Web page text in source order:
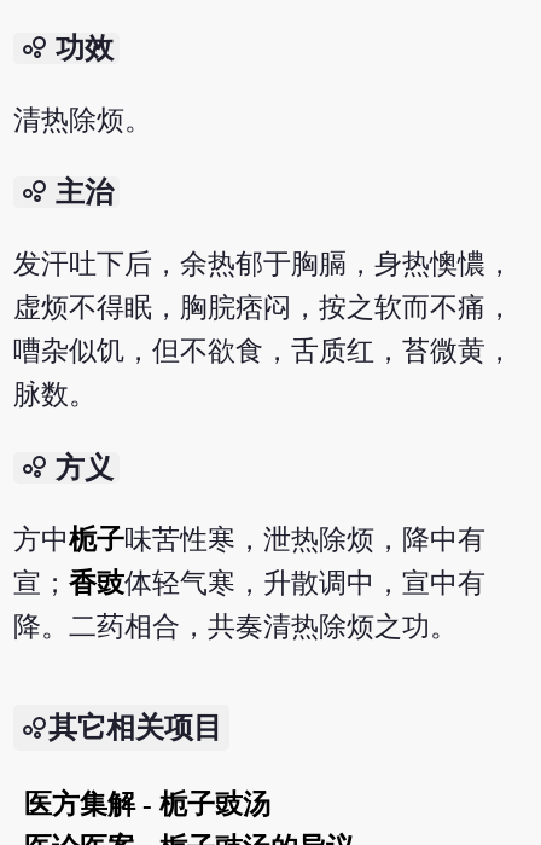
bubble_chart 功效
清热除烦。
bubble_chart 主治
发汗吐下后，余热郁于胸膈，身热懊憹，
虚烦不得眠，胸脘痞闷，按之软而不痛，
嘈杂似饥，但不欲食，舌质红，苔微黄，
脉数。
bubble_chart 方义
方中栀子味苦性寒，泄热除烦，降中有
宣；香豉体轻气寒，升散调中，宣中有
降。二药相合，共奏清热除烦之功。
其它相关项目
医方集解 - 栀子豉汤